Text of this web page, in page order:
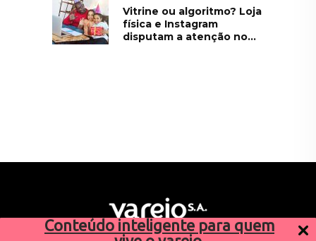
Conteúdo inteligente para quem
Vitrine ou algoritmo? Loja
física e Instagram
disputam a atenção no...